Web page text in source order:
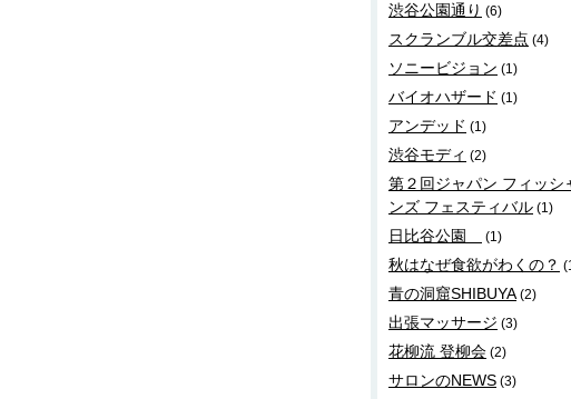
渋谷公園通り (6)
スクランブル交差点 (4)
ソニービジョン (1)
バイオハザード (1)
アンデッド (1)
渋谷モディ (2)
第２回ジャパン フィッシ
ンズ フェスティバル (1)
日比谷公園 (1)
秋はなぜ食欲がわくの？
青の洞窟SHIBUYA(2)
出張マッサージ (3)
花柳流 登柳会 (2)
サロンのNEWS (3)